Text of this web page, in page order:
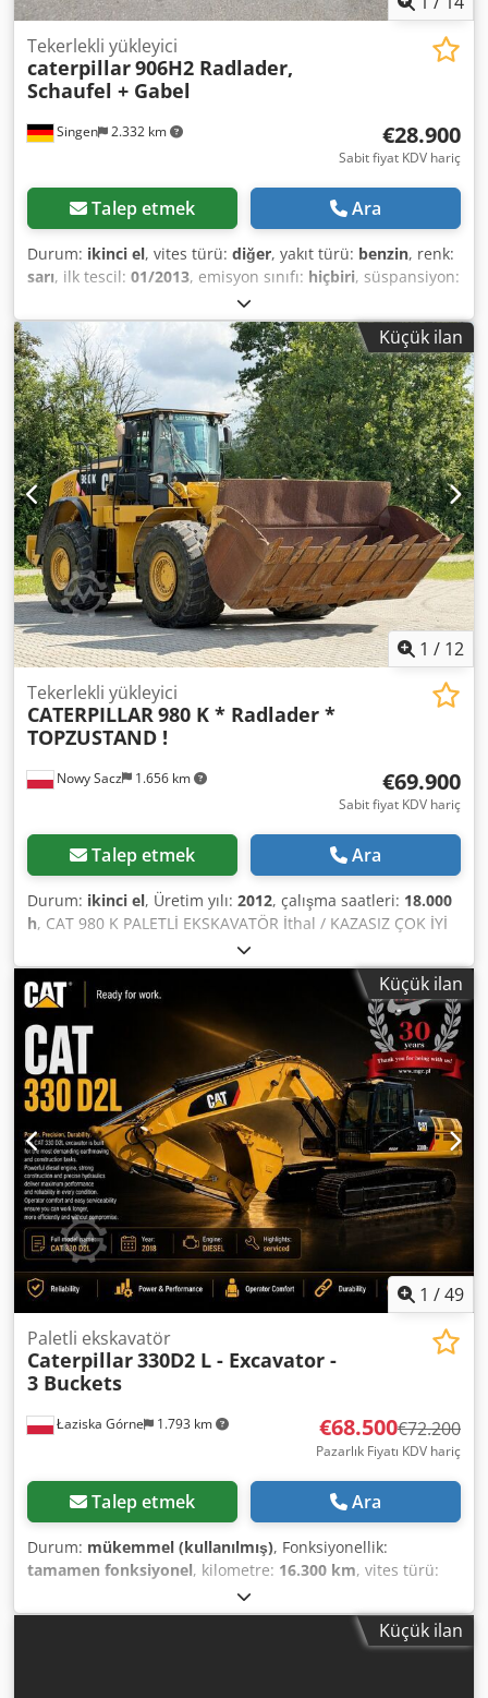
Singen 2.332 km
Tekerlekli yükleyici
caterpillar906H2 Radlader,
Schaufel + Gabel
€28.900
Sabit fiyat KDV hariç
Talep etmek Ara
Durum: ikinci el, vites türü: diğer, yakıt türü: benzin, renk:
sarı, ilk tescil: 01/2013, emisyon sınıfı: hiçbiri, süspansiyon:
, çalışma saatleri:
kabini:diğer, * Kürek * Yükleme çatalı ... İkinci el araç, KDV
dahil. Djdpfozrzf Ajx Ai Njck
Küçük ilan
1 / 12
Nowy Sacz 1.656 km
Tekerlekli yükleyici
CATERPILLAR980 K * Radlader *
TOPZUSTAND !
€69.900
Sabit fiyat KDV hariç
Talep etmek Ara
Durum: ikinci el, Üretim yılı: 2012, çalışma saatleri: 18.000
h, CAT 980 K PALETLİ EKSKAVATÖR İthal / KAZASIZ ÇOK İYİ
DURUMDA! * ÜRETİM YILI: 2012 * ÇALIŞMA SAATİ: 18.000
saat EKİPMAN: * Radyo * KLİMA * Joystick ile kontrol * Hızlı
bağlantı için hidrolik hat * Çekiç/Kepçe/Makas için hidrolik
hatlar * Geri görüş kamerası TEL: * KUBA - POLONYACA,
İNGİLİZCE, ALMANCA, İTALYANCA * SEBASTIAN -
POLONYACA, ALMANCA, İTALYANCA Dcsdpfxjzi Iqge Ai Nek
* LASZLO - MACARCA * COSTEL - ROMENCA (Romanya'ya
ihracat için gerekli tüm işlemler, numara dahil, tarafımızca
yapılır) * RADEK : 0031
Küçük ilan
1 /49
Łaziska Górne 1.793 km
Paletli ekskavatör
Caterpillar330D2 L - Excavator -
3 Buckets
€68.500€72.200
Pazarlık Fiyatı KDV hariç
Talep etmek Ara
Durum: mükemmel (kullanılmış), Fonksiyonellik:
tamamen fonksiyonel, kilometre: 16.300 km, vites türü:
, toplam ağırlık:
ağırlık:30.800 kg, kaldırma yüksekliği:6.900 mm, sürüş
, koltuk sayısı:
Küçük ilan